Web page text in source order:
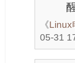
《Linux
05-31